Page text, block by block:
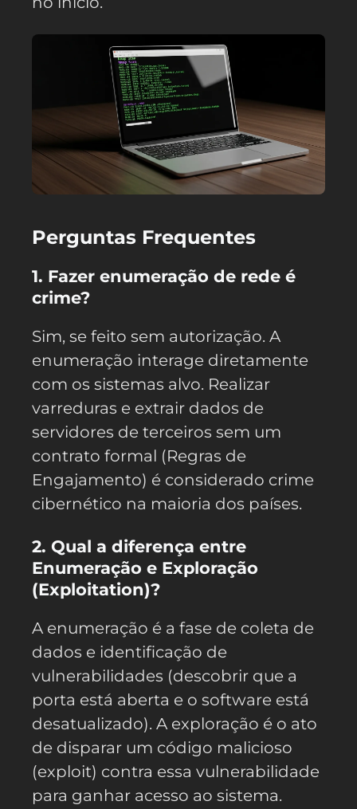
Perguntas Frequentes
1. Fazer enumeração de rede é
crime?
Sim, se feito sem autorização. A
enumeração interage diretamente
com os sistemas alvo. Realizar
varreduras e extrair dados de
servidores de terceiros sem um
contrato formal (Regras de
Engajamento) é considerado crime
cibernético na maioria dos países.
2. Qual a diferença entre
Enumeração e Exploração
(Exploitation)?
A enumeração é a fase de coleta de
dados e identificação de
vulnerabilidades (descobrir que a
porta está aberta e o software está
desatualizado). A exploração é o ato
de disparar um código malicioso
(exploit) contra essa vulnerabilidade
para ganhar acesso ao sistema.